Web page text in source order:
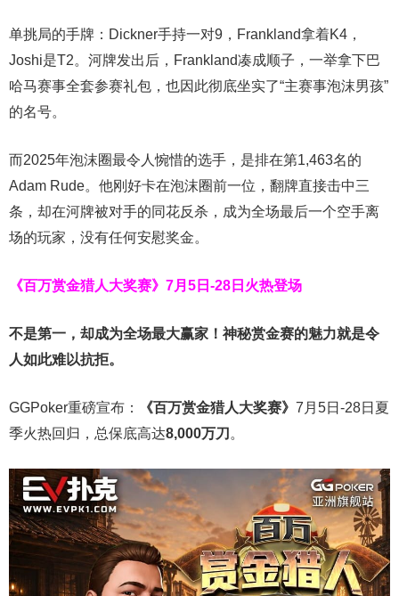
单挑局的手牌：Dickner手持一对9，Frankland拿着K4，
Joshi是T2。河牌发出后，Frankland凑成顺子，一举拿下巴
哈马赛事全套参赛礼包，也因此彻底坐实了“主赛事泡沫男孩”
的名号。
而2025年泡沫圈最令人惋惜的选手，是排在第1,463名的
Adam Rude。他刚好卡在泡沫圈前一位，翻牌直接击中三
条，却在河牌被对手的同花反杀，成为全场最后一个空手离
场的玩家，没有任何安慰奖金。
《百万赏金猎人大奖赛》 7月5日-28日火热登场
不是第一，却成为全场最大赢家！神秘赏金赛的魅力就是令
人如此难以抗拒。
GGPoker重磅宣布： 《百万赏金猎人大奖赛》 7月5日-28日夏
季火热回归，总保底高达8,000万刀 。